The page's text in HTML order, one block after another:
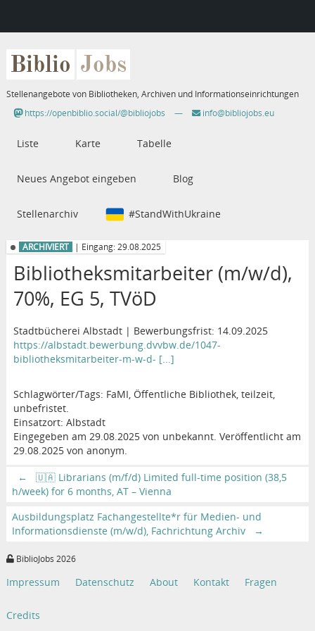
Biblio Jobs
Stellenangebote von Bibliotheken, Archiven und Informationseinrichtungen
https://openbiblio.social/@bibliojobs
— info@bibliojobs.eu
Liste Karte Tabelle
Neues Angebot eingeben Blog
Stellenarchiv #StandWithUkraine
ARCHIVIERT | Eingang: 29.08.2025
Bibliotheksmitarbeiter (m/w/d),
70%, EG 5, TVöD
Stadtbücherei Albstadt | Bewerbungsfrist: 14.09.2025
https://albstadt.bewerbung.dvvbw.de/1047-
bibliotheksmitarbeiter-m-w-d- [...]
Schlagwörter/Tags: FaMI, Öffentliche Bibliothek, teilzeit,
unbefristet.
Einsatzort: Albstadt
Eingegeben am 29.08.2025 von unbekannt. Veröffentlicht am
29.08.2025 von anonym.
←
🇺🇦 Librarians (m/f/d) Limited full-time position (38,5
h/week) for 6 months, AT – Vienna
Ausbildungsplatz Fachangestellte*r für Medien- und
Informationsdienste (m/w/d), Fachrichtung Archiv
→
BiblioJobs 2026
Impressum Datenschutz About Kontakt Fragen
Credits